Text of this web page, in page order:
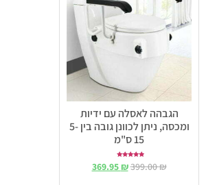
הגבהה לאסלה עם ידיות
ומכסה, ניתן לכוונן גובה בין 5-
15 ס"מ
5.00
מתוך 5
399.00₪
369.95₪